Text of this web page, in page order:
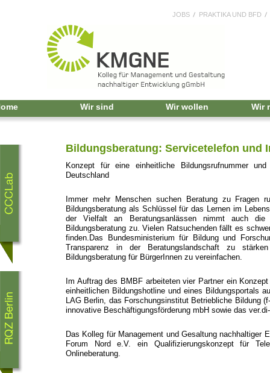
JOBS PRAKTIKA UND BFD
Wir sind Wir wollen Wir
Bildungsberatung: Servicetelefon und
Konzept für eine einheitliche Bildungsrufnummer
Deutschland
Immer mehr Menschen suchen Beratung zu Fragen
Bildungsberatung als Schlüssel für das Lernen im
der Vielfalt an Beratungsanlässen nimmt auch
Bildungsberatung zu. Vielen Ratsuchenden fällt es
finden.Das Bundesministerium für Bildung und
Transparenz in der Beratungslandschaft zu
Bildungsberatung für BürgerInnen zu vereinfachen.
Im Auftrag des BMBF arbeiteten vier Partner ein
einheitlichen Bildungshotline und eines Bildungsportals
LAG Berlin, das Forschungsinstitut Betriebliche Bildung
innovative Beschäftigungsförderung mbH sowie das
Das Kolleg für Management und Gesaltung nachhaltiger
Forum Nord e.V. ein Qualifizierungskonzept für
Onlineberatung.